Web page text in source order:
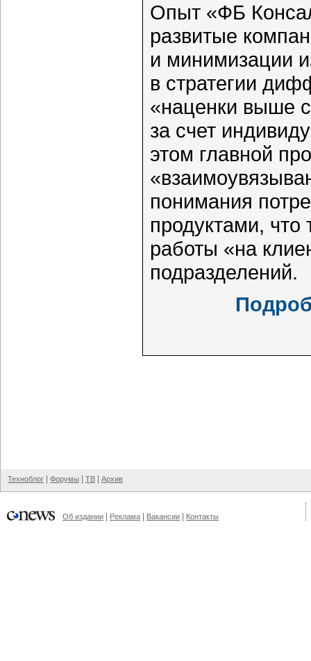
Опыт «ФБ
развитые
и минимизации
в стратегии
«наценки выше
за счет
этом главной
понимания
продуктами, что
работы «на
подразделений.
Техноблог Форумы ТВ Архив
Об издании Реклама Вакансии Контакты